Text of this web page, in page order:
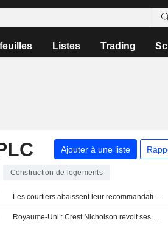
Listes Trading
Ajouter à une liste
Construction de logements
Les courtiers abaissent leur recommandation sur Rotork à " conserver » suite au rachat par ABB
Royaume-Uni : Crest Nicholson revoit ses prévisions de bénéfices à la baisse face à l'incertitude économique